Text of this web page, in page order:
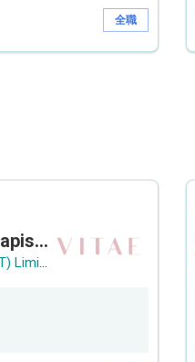
全職
美容師 Beauty Therapist (銅鑼灣 / 尖沙咀)
Vitae Wellness Beauty (TST) Limited